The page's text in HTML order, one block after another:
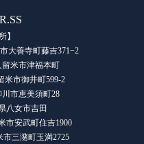
】
大善寺町藤吉371−2
米市津福本町
市御井町599-2
市恵美須町28
八女市吉田
市安武町住吉1900
市三潴町玉満2725